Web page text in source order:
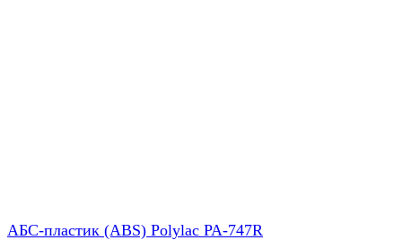
АБС-пластик (ABS) Polylac PA-747R